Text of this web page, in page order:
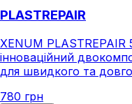
PLASTREPAIR
XENUM
інноваційний
для швидкого та
780 грн